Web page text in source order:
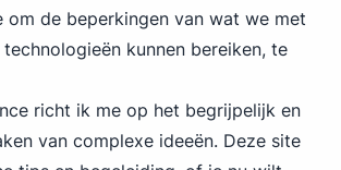
om de beperkingen van wat we met
kunnen bereiken, te
richt ik me op het begrijpelijk en
van complexe ideeën. Deze site